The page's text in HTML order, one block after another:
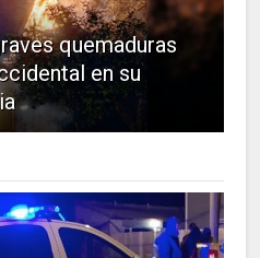
quemaduras
en su